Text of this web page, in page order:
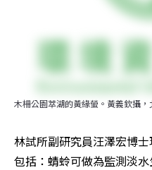
木柵公園萃湖的黃緣螢。黃義欽攝，
林試所副研究員汪澤宏博
包括：蜻蛉可做為監測淡